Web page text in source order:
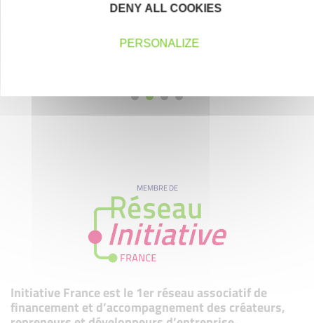
MEMBRE DE
Initiative France est le 1er réseau associatif de
financement et d’accompagnement des créateurs,
DENY ALL COOKIES
PERSONALIZE